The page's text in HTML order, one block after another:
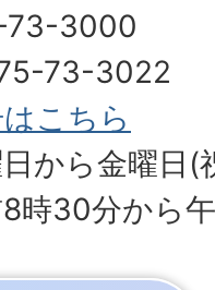
73-3000
73-3022
こちら
から金曜日(
時30分から